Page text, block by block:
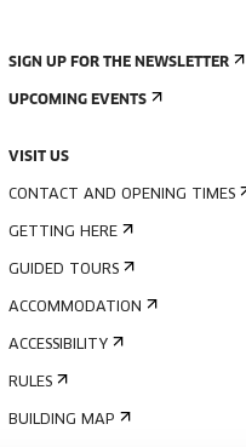
SIGN UP FOR THE NEWSLETTER
UPCOMING EVENTS
VISIT US
CONTACT AND OPENING TIMES
GETTING HERE
GUIDED TOURS
ACCOMMODATION
ACCESSIBILITY
RULES
BUILDING MAP